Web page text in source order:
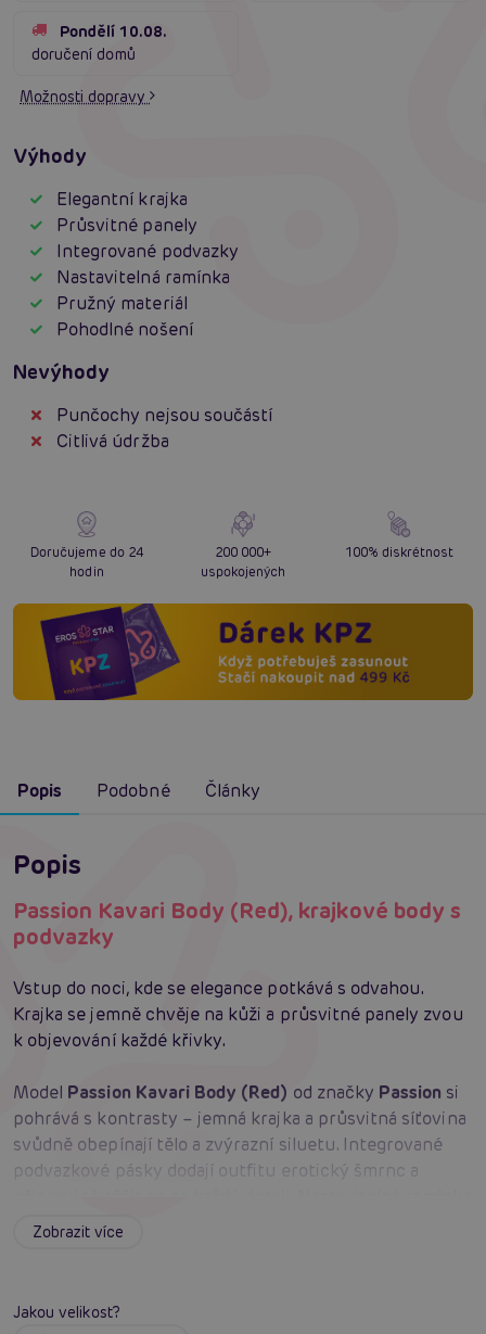
Pondělí 10.08.
doručení domů
Možnosti dopravy
Výhody
Elegantní krajka
Průsvitné panely
Integrované podvazky
Nastavitelná ramínka
Pružný materiál
Pohodlné nošení
Nevýhody
Punčochy nejsou součástí
Citlivá údržba
Doručujeme do 24
hodin
200 000+
uspokojených
100% diskrétnost
Popis Podobné Články
Popis
Passion Kavari Body (Red), krajkové body s
podvazky
Vstup do noci, kde se elegance potkává s odvahou.
Krajka se jemně chvěje na kůži a průsvitné panely zvou
k objevování každé křivky.
Model Passion Kavari Body (Red) od značky Passion si
pohrává s kontrasty – jemná krajka a průsvitná síťovina
svůdně obepínají tělo a zvýrazní siluetu. Integrované
podvazkové pásky dodají outfitu erotický šmrnc a
dovolí padnutí přesně na míru, takže se můžeš
volném pohybu. Červená varianta působí nadčasově a
Zobrazit více
Jakou velikost?